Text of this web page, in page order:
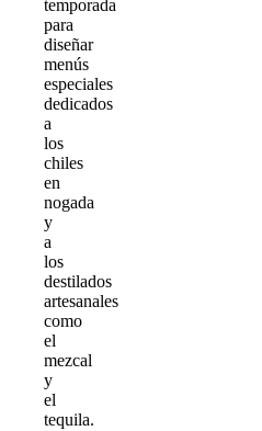
temporada
para
diseñar
menús
especiales
dedicados
a
los
chiles
en
nogada
y
a
los
destilados
artesanales
como
el
mezcal
y
el
tequila.